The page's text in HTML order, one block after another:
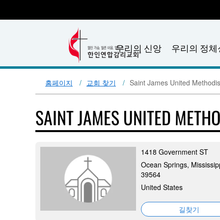
우리의 신앙 우리의 정체
홈페이지 교회 찾기 Saint James United
SAINT JAMES UNITED
1418 Government ST
Ocean Springs,
39564
United States
길찾기